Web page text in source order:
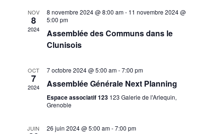
de
date.
NOV
8
2024
8 novembre 2024 @ 8:00 am- 11 novembre 2024 @
5:00 pm
Assemblée des Communs dans le
Clunisois
OCT
7
2024
7 octobre 2024 @ 5:00 am-7:00 pm
Assemblée Générale Next Planning
Espace associatif 123 123 Galerie de l'Arlequin,
Grenoble
JUIN 26 juin 2024 @ 5:00 am-7:00 pm